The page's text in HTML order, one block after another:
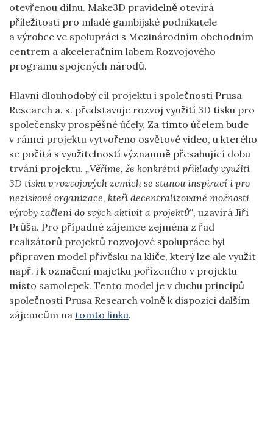
otevřenou dílnu. Make3D pravidelně otevírá
příležitosti pro mladé gambijské podnikatele
a výrobce ve spolupráci s Mezinárodním obchodním
centrem a akceleračním labem Rozvojového
programu spojených národů.
Hlavní dlouhodobý cíl projektu i společnosti Prusa
Research a. s. představuje rozvoj využití 3D tisku pro
společensky prospěšné účely. Za tímto účelem bude
v rámci projektu vytvořeno osvětové video, u kterého
se počítá s využitelností významně přesahující dobu
trvání projektu. „Věříme, že konkrétní příklady využití
3D tisku v rozvojových zemích se stanou inspirací i pro
neziskové organizace, kteří decentralizované možnosti
výroby začlení do svých aktivit a projektů“, uzavírá Jiří
Průša. Pro případné zájemce zejména z řad
realizátorů projektů rozvojové spolupráce byl
připraven model přívěsku na klíče, který lze ale využít
např. i k označení majetku pořízeného v projektu
místo samolepek. Tento model je v duchu principů
společnosti Prusa Research volně k dispozici dalším
zájemcům na tomto linku.